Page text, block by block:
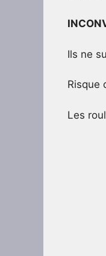
Ils ne
Risque
Les